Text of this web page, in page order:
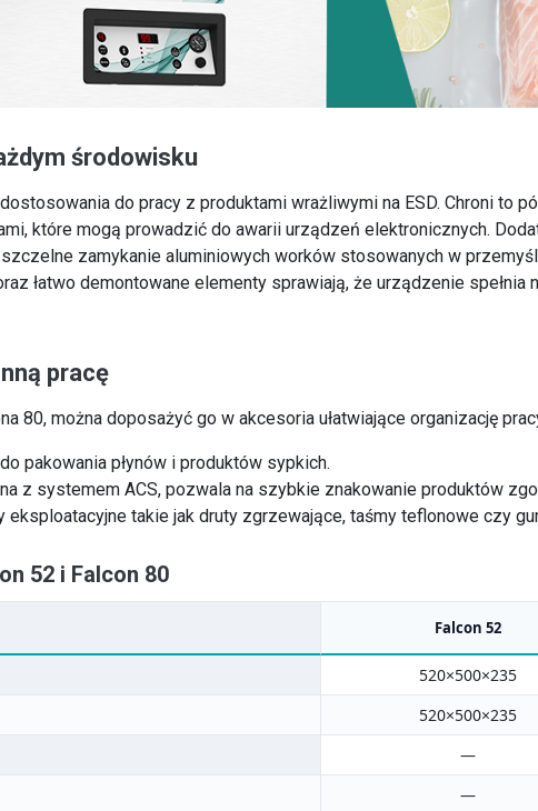
środowisku
do pracy z produktami wrażliwymi na ESD. Chroni to
które mogą prowadzić do awarii urządzeń elektronicznych.
zamykanie aluminiowych worków stosowanych w
łatwo demontowane elementy sprawiają, że urządzenie
pracę
80, można doposażyć go w akcesoria ułatwiające organizację
pakowania płynów i produktów sypkich.
z systemem ACS, pozwala na szybkie znakowanie produktów
eksploatacyjne takie jak druty zgrzewające, taśmy teflonowe czy
52 i Falcon 80
Falcon 52
520×500×235
520×500×235
—
—